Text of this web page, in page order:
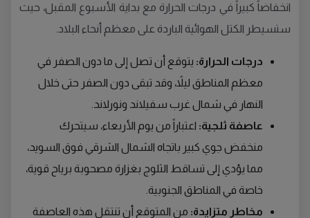
انخفاضاً كبيراً في درجات الحرارة مع بداية الأسبوع المقبل، حيث
ستسيطر الكتل الهوائية الباردة على معظم أنحاء البلاد.
درجات الحرارة: يتوقع أن تصل إلى ما دون الصفر في
معظم المناطق ليلاً، وقد تبقى دون الصفر حتى خلال
النهار في شمال غرب سفيلاند ونورلاند.
عاصفة ثلجية: اعتباراً من يوم الأربعاء، سيتحرك
منخفض جوي كبير باتجاه الشمال الشرقي فوق السويد،
مما يؤدي إلى تساقط الثلوج بغزارة مصحوبة برياح قوية،
خاصة في المناطق الجنوبية.
مخاطر متزايدة: من المتوقع أن تنتقل هذه العاصفة